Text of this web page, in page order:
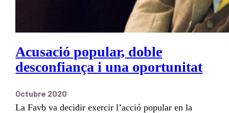
Acusació popular, doble
desconfiança i una oportunitat
Octubre 2020
La Favb va decidir exercir l’acció popular en la